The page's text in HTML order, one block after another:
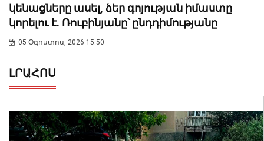
կենացները ասել, ձեր գոյության իմաստը
կորելու է. Ռուբինյանը՝ ընդդիմությանը
05 Օգոստոս, 2026 15:50
ԼՐԱՀՈՍ